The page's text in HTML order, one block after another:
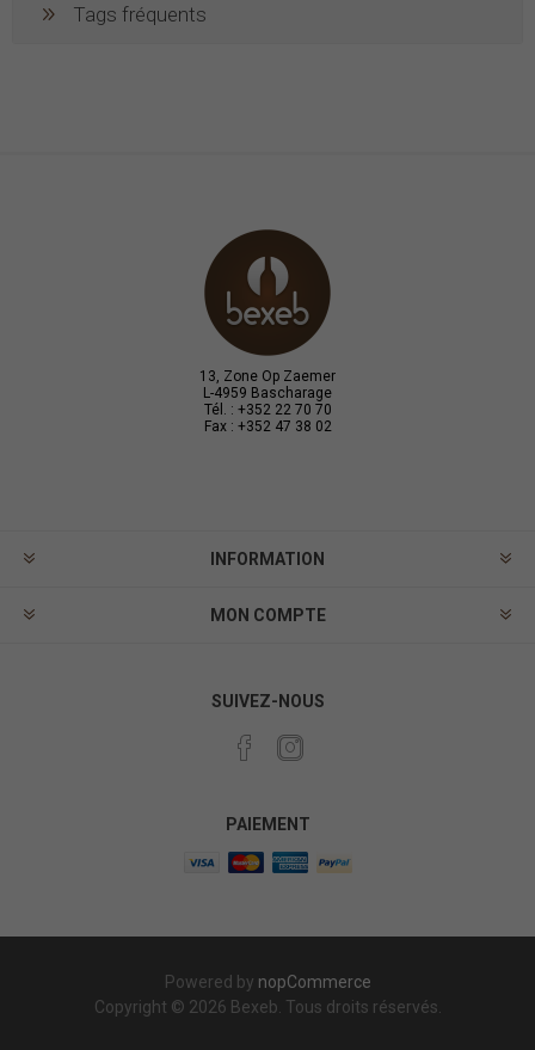
Tags fréquents
13, Zone Op Zaemer
L-4959 Bascharage
Tél. : +352 22 70 70
Fax : +352 47 38 02
INFORMATION
MON COMPTE
SUIVEZ-NOUS
PAIEMENT
Powered by nopCommerce
Copyright © 2026 Bexeb. Tous droits réservés.